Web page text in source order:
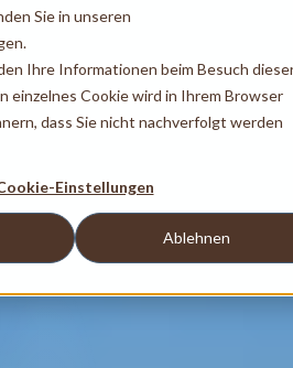
Sie in unseren
Ihre Informationen beim Besuch
einzelnes Cookie wird in Ihrem Browser
dass Sie nicht nachverfolgt werden
Einstellungen
Ablehnen